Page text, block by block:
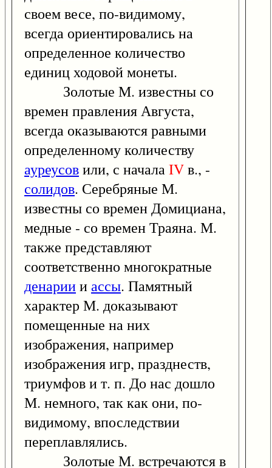
своем весе, по-видимому,
всегда ориентировались на
определенное количество
единиц ходовой монеты.
Золотые М. известны со
времен правления Августа,
всегда оказываются равными
определенному количеству
ауреусовили, с началаIVв., -
солидов. Серебряные М.
известны со времен Домициана,
медные - со времен Траяна. М.
также представляют
соответственно многократные
денариииассы. Памятный
характер М. доказывают
помещенные на них
изображения, например
изображения игр, празднеств,
триумфов и т. п. До нас дошло
М. немного, так как они, по-
видимому, впоследствии
переплавлялись.
Золотые М. встречаются в